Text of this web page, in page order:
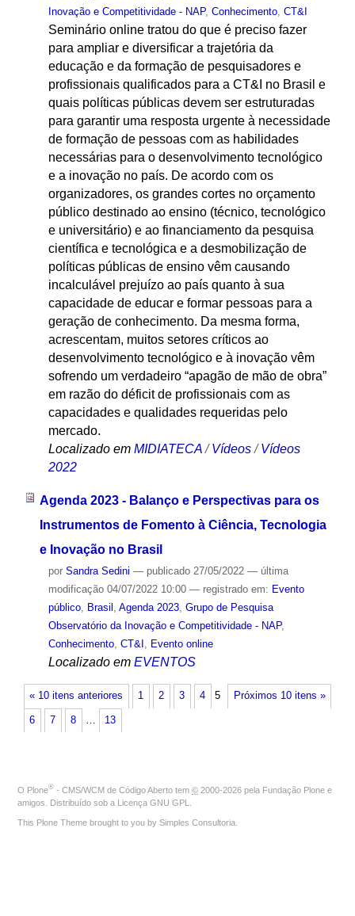
Inovação e Competitividade - NAP, Conhecimento, CT&I
Seminário online tratou do que é preciso fazer
para ampliar e diversificar a trajetória da
educação e da formação de pesquisadores e
profissionais qualificados para a CT&I no Brasil e
quais políticas públicas devem ser estruturadas
para garantir uma resposta urgente à necessidade
de formação de pessoas com as habilidades
necessárias para o desenvolvimento tecnológico
e a inovação no país. De acordo com os
organizadores, os grandes cortes no orçamento
público destinado ao ensino (técnico, tecnológico
e universitário) e ao financiamento da pesquisa
científica e tecnológica e a desmobilização de
políticas públicas de ensino vêm causando
incalculável prejuízo ao país quanto à sua
capacidade de educar e formar pessoas para a
geração de conhecimento. Da mesma forma,
acrescentam, muitos setores críticos ao
desenvolvimento tecnológico e à inovação vêm
sofrendo um verdadeiro “apagão de mão de obra”
em razão do déficit de profissionais com as
capacidades e qualidades requeridas pelo
mercado.
Localizado em MIDIATECA /Vídeos /Vídeos
2022
Agenda 2023 - Balanço e Perspectivas para os
Instrumentos de Fomento à Ciência, Tecnologia
e Inovação no Brasil
por Sandra Sedini — publicado27/05/2022 — última
modificação04/07/2022 10:00 — registrado em: Evento
público, Brasil , Agenda 2023, Grupo de Pesquisa
Observatório da Inovação e Competitividade - NAP,
Conhecimento, CT&I , Evento online
Localizado em EVENTOS
« 10 itens anteriores Próximos 10 itens »
1 2 3 4 5
6 7 8 … 13
O Plone® - CMS/WCM de Código Aberto tem © 2000-2026 pela Fundação Plone e
amigos. Distribuído sob a Licença GNU GPL
This Plone Theme brought to you by Simples Consultoria